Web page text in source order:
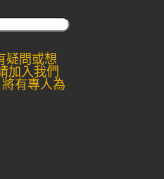
搜
疑問或想
加入我們
有專人為